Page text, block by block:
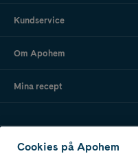
Kundservice
Om Apohem
Mina recept
Ladda ner vår app
Cookies på Apohem